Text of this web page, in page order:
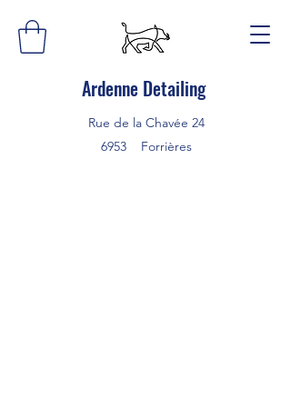
Ardenne Detailing
Rue de la Chavée 24
6953 Forrières